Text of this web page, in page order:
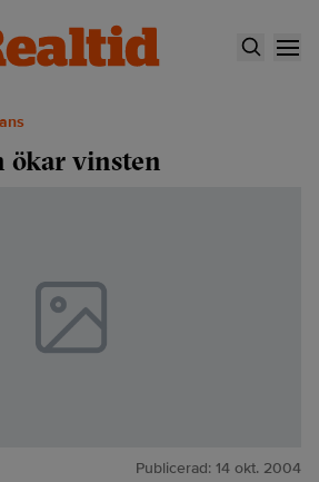
ökar vinsten
Publicerad: 14 okt. 2004